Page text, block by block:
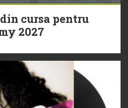
cursa pentru
2027